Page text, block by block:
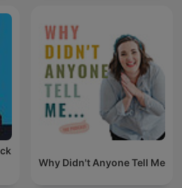
Why Didn't Anyone Tell Me